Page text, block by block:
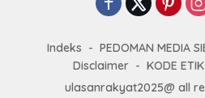
Indeks PEDOMAN MEDIA
Disclaimer
KODE ETIK
ulasanrakyat2025@ all